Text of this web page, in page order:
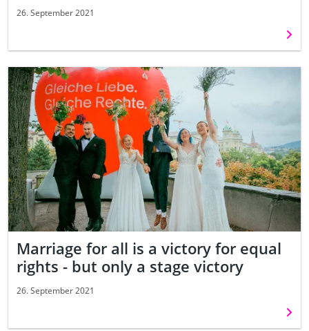
26. September 2021
Marriage for all is a victory for equal
rights - but only a stage victory
26. September 2021